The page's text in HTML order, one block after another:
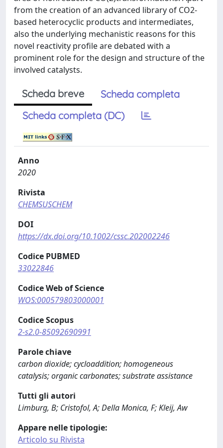
from the creation of an advanced library of CO2-
based heterocyclic products and intermediates,
also the underlying mechanistic reasons for this
novel reactivity profile are debated with a
prominent role for the design and structure of the
involved catalysts.
Scheda breve
Scheda completa
Scheda completa (DC)
Anno
2020
Rivista
CHEMSUSCHEM
DOI
https://dx.doi.org/10.1002/cssc.202002246
Codice PUBMED
33022846
Codice Web of Science
WOS:000579803000001
Codice Scopus
2-s2.0-85092690991
Parole chiave
carbon dioxide; cycloaddition; homogeneous
catalysis; organic carbonates; substrate assistance
Tutti gli autori
Limburg, B; Cristofol, A; Della Monica, F; Kleij, Aw
Appare nelle tipologie:
Articolo su Rivista